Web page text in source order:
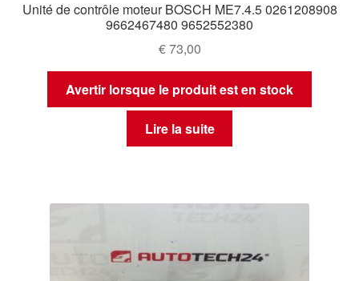
Unité de contrôle moteur BOSCH ME7.4.5 0261208908
9662467480 9652552380
€73,00
Avertir lorsque le produit est en stock
Lire la suite